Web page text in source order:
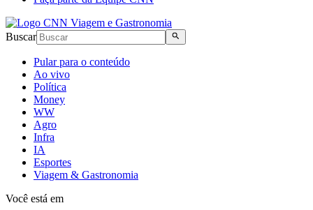
Buscar
Pular para o conteúdo
Ao vivo
Política
Money
WW
Agro
Infra
IA
Esportes
Viagem & Gastronomia
Você está em